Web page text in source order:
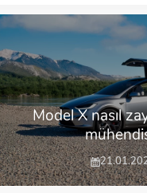
Model X nasıl
21.01.2026